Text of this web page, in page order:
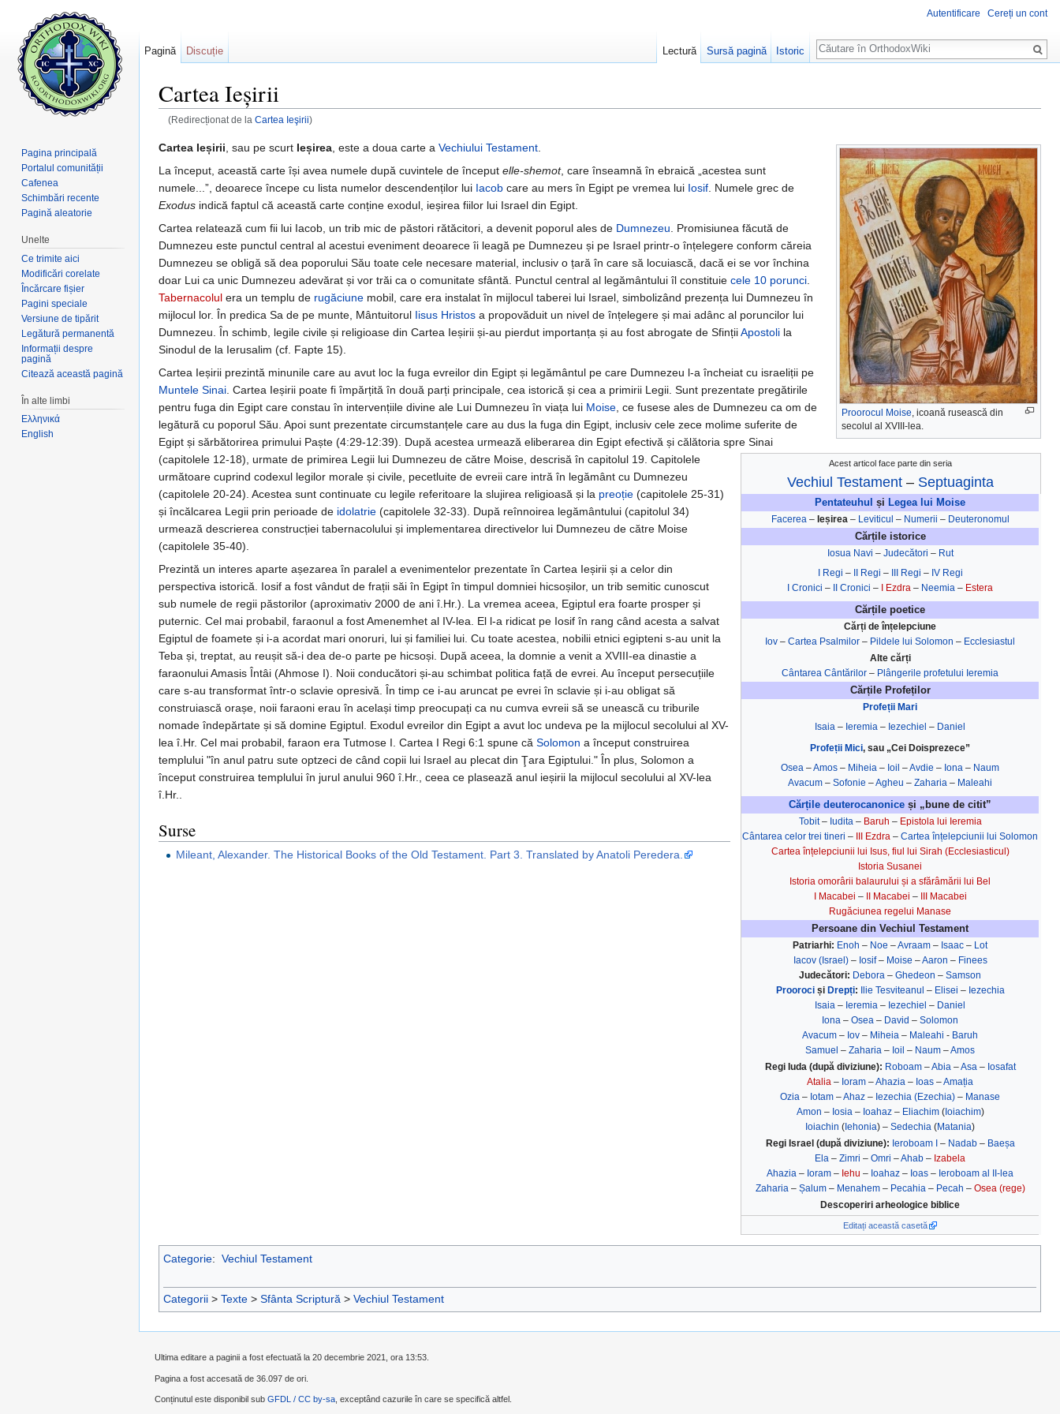
Cartea Ieșirii
(Redirecționat de la Cartea Ieşirii)
Proorocul Moise , icoană rusească din
secolul al XVIII-lea.
Acest articol face parte din seria
Vechiul Testament– Septuaginta
Pentateuhul și Legea lui Moise
Facerea– Ieșirea– Leviticul – Numerii – Deuteronomul
Cărțile istorice
Iosua Navi – Judecători – Rut
I Regi – II Regi – III Regi – IV Regi
I Cronici – II Cronici – I Ezdra – Neemia – Estera
Cărțile poetice
Cărți de înțelepciune
Iov – Cartea Psalmilor – Pildele lui Solomon – Ecclesiastul
Alte cărți
Cântarea Cântărilor – Plângerile profetului Ieremia
Cărțile Profeților
Profeții Mari
Isaia – Ieremia – Iezechiel – Daniel
Profeții Mici, sau „Cei Doisprezece”
Osea –Amos – Miheia – Ioil –Avdie – Iona – Naum
Avacum – Sofonie –Agheu – Zaharia – Maleahi
Cărțile deuterocanonice și „bune de citit”
Tobit– Iudita– Baruh – Epistola lui Ieremia
Cântarea celor trei tineri – III Ezdra – Cartea înțelepciunii lui Solomon
Cartea înțelepciunii lui Isus, fiul lui Sirah (Ecclesiasticul)
Istoria Susanei
Istoria omorârii balaurului și a sfărâmării lui Bel
I Macabei – II Macabei – III Macabei
Rugăciunea regelui Manase
Persoane din Vechiul Testament
Patriarhi: Enoh – Noe –Avraam – Isaac – Lot
Iacov (Israel)– Iosif– Moise –Aaron – Finees
Judecători: Debora – Ghedeon – Samson
Proorociși Drepți: Ilie Tesviteanul – Elisei – Iezechia
Isaia – Ieremia – Iezechiel – Daniel
Iona – Osea – David – Solomon
Avacum – Iov – Miheia – Maleahi - Baruh
Samuel – Zaharia – Ioil – Naum –Amos
Regi Iuda (după diviziune): Roboam–Abia–Asa– Iosafat
Atalia – Ioram –Ahazia – Ioas –Amația
Ozia – Iotam –Ahaz – Iezechia (Ezechia) – Manase
Amon – Iosia– Ioahaz– Eliachim(Ioiachim)
Ioiachin (Iehonia) – Sedechia (Matania)
Regi Israel (după diviziune): Ieroboam I– Nadab– Baeșa
Ela – Zimri – Omri –Ahab – Izabela
Ahazia – Ioram – Iehu – Ioahaz – Ioas – Ieroboam al II-lea
Zaharia– Șalum– Menahem– Pecahia– Pecah – Osea (rege)
Descoperiri arheologice biblice
Editați această casetă
Cartea Ieșirii , sau pe scurt Ieșirea , este a doua carte a Vechiului Testament
La început, această carte își avea numele după cuvintele de început elle-shemot, care înseamnă în ebraică „acestea sunt
numele...”, deoarece începe cu lista numelor descendenților lui Iacob care au mers în Egipt pe vremea lui Iosif . Numele grec de
Exodus indică faptul că această carte conține exodul, ieșirea fiilor lui Israel din Egipt.
Cartea relatează cum fii lui Iacob, un trib mic de păstori rătăcitori, a devenit poporul ales de Dumnezeu . Promisiunea făcută de
Dumnezeu este punctul central al acestui eveniment deoarece îi leagă pe Dumnezeu și pe Israel printr-o înțelegere conform căreia
Dumnezeu se obligă să dea poporului Său toate cele necesare material, inclusiv o țară în care să locuiască, dacă ei se vor închina
doar Lui ca unic Dumnezeu adevărat și vor trăi ca o comunitate sfântă. Punctul central al legământului îl constituie cele 10 porunci
Tabernacolul era un templu de rugăciune mobil, care era instalat în mijlocul taberei lui Israel, simbolizând prezența lui Dumnezeu în
mijlocul lor. În predica Sa de pe munte, Mântuitorul Iisus Hristos a propovăduit un nivel de înțelegere și mai adânc al poruncilor lui
Dumnezeu. În schimb, legile civile și religioase din Cartea Ieșirii și-au pierdut importanța și au fost abrogate de SfințiiApostoli la
Sinodul de la Ierusalim (cf. Fapte 15).
Cartea Ieșirii prezintă minunile care au avut loc la fuga evreilor din Egipt și legământul pe care Dumnezeu l-a încheiat cu israeliții pe
Muntele Sinai . Cartea Ieșirii poate fi împărțită în două parți principale, cea istorică și cea a primirii Legii. Sunt prezentate pregătirile
pentru fuga din Egipt care constau în intervențiile divine ale Lui Dumnezeu în viața lui Moise , ce fusese ales de Dumnezeu ca om de
legătură cu poporul Său. Apoi sunt prezentate circumstanțele care au dus la fuga din Egipt, inclusiv cele zece molime suferite de
Egipt și sărbătorirea primului Paște (4:29-12:39). După acestea urmează eliberarea din Egipt efectivă și călătoria spre Sinai
(capitolele 12-18), urmate de primirea Legii lui Dumnezeu de către Moise, descrisă în capitolul 19. Capitolele
următoare cuprind codexul legilor morale și civile, pecetluite de evreii care intră în legământ cu Dumnezeu
(capitolele 20-24). Acestea sunt continuate cu legile referitoare la slujirea religioasă și la preoție (capitolele 25-31)
și încălcarea Legii prin perioade de idolatrie (capitolele 32-33). După reînnoirea legământului (capitolul 34)
urmează descrierea construcției tabernacolului și implementarea directivelor lui Dumnezeu de către Moise
(capitolele 35-40).
Prezintă un interes aparte așezarea în paralel a evenimentelor prezentate în Cartea Ieșirii și a celor din
perspectiva istorică. Iosif a fost vândut de frații săi în Egipt în timpul domniei hicsoșilor, un trib semitic cunoscut
sub numele de regii păstorilor (aproximativ 2000 de ani î.Hr.). La vremea aceea, Egiptul era foarte prosper și
puternic. Cel mai probabil, faraonul a fost Amenemhet al IV-lea. El l-a ridicat pe Iosif în rang când acesta a salvat
Egiptul de foamete și i-a acordat mari onoruri, lui și familiei lui. Cu toate acestea, nobilii etnici egipteni s-au unit la
Teba și, treptat, au reușit să-i dea de-o parte pe hicsoși. După aceea, la domnie a venit a XVIII-ea dinastie a
faraonului Amasis Întâi (Ahmose I). Noii conducători și-au schimbat politica față de evrei. Au început persecuțiile
care s-au transformat într-o sclavie opresivă. În timp ce i-au aruncat pe evrei în sclavie și i-au obligat să
construiască orașe, noii faraoni erau în același timp preocupați ca nu cumva evreii să se unească cu triburile
nomade îndepărtate și să domine Egiptul. Exodul evreilor din Egipt a avut loc undeva pe la mijlocul secolului al XV-
lea î.Hr. Cel mai probabil, faraon era Tutmose I. Cartea I Regi 6:1 spune că Solomon a început construirea
templului "în anul patru sute optzeci de când copii lui Israel au plecat din Ţara Egiptului." În plus, Solomon a
început construirea templului în jurul anului 960 î.Hr., ceea ce plasează anul ieșirii la mijlocul secolului al XV-lea
î.Hr..
Surse
Mileant, Alexander. The Historical Books of the Old Testament. Part 3. Translated by Anatoli Peredera.
Categorie: Vechiul Testament
Categorii > Texte > Sfânta Scriptură > Vechiul Testament
Autentificare Cereți un cont
Pagină Discuție Lectură Sursă pagină Istoric
Căutare
Pagina principală
Portalul comunității
Cafenea
Schimbări recente
Pagină aleatorie
Unelte
Ce trimite aici
Modificări corelate
Încărcare fișier
Pagini speciale
Versiune de tipărit
Legătură permanentă
Informații despre
pagină
Citează această pagină
În alte limbi
Ελληνικά
English
Ultima editare a paginii a fost efectuată la 20 decembrie 2021, ora 13:53.
Pagina a fost accesată de 36.097 de ori.
Conținutul este disponibil sub GFDL / CC by-sa , exceptând cazurile în care se specifică altfel.